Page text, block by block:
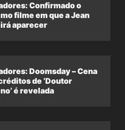
Confirmado o
filme em que a Jean
aparecer
Doomsday – Cena
de ‘Doutor
é revelada